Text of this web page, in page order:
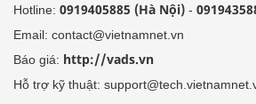
Hotline: 0919405885 (Hà Nội) -
Email: contact@vietnamnet.vn
Báo giá: http://vads.vn
Hỗ trợ kỹ thuật: